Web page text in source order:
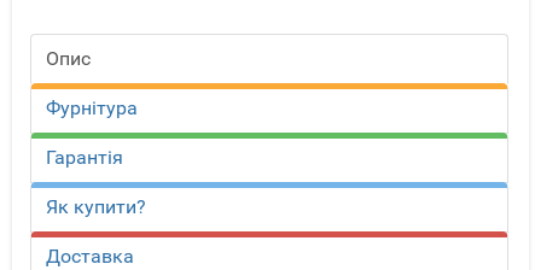
Опис
Фурнітура
Гарантія
Як купити?
Доставка